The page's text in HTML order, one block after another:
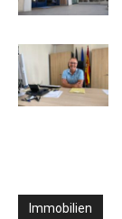
Immobilien